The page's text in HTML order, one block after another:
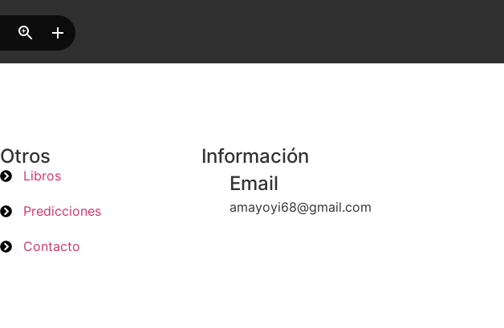
Otros
Libros
Predicciones
Contacto
Información
Email
amayoyi68@gmail.com